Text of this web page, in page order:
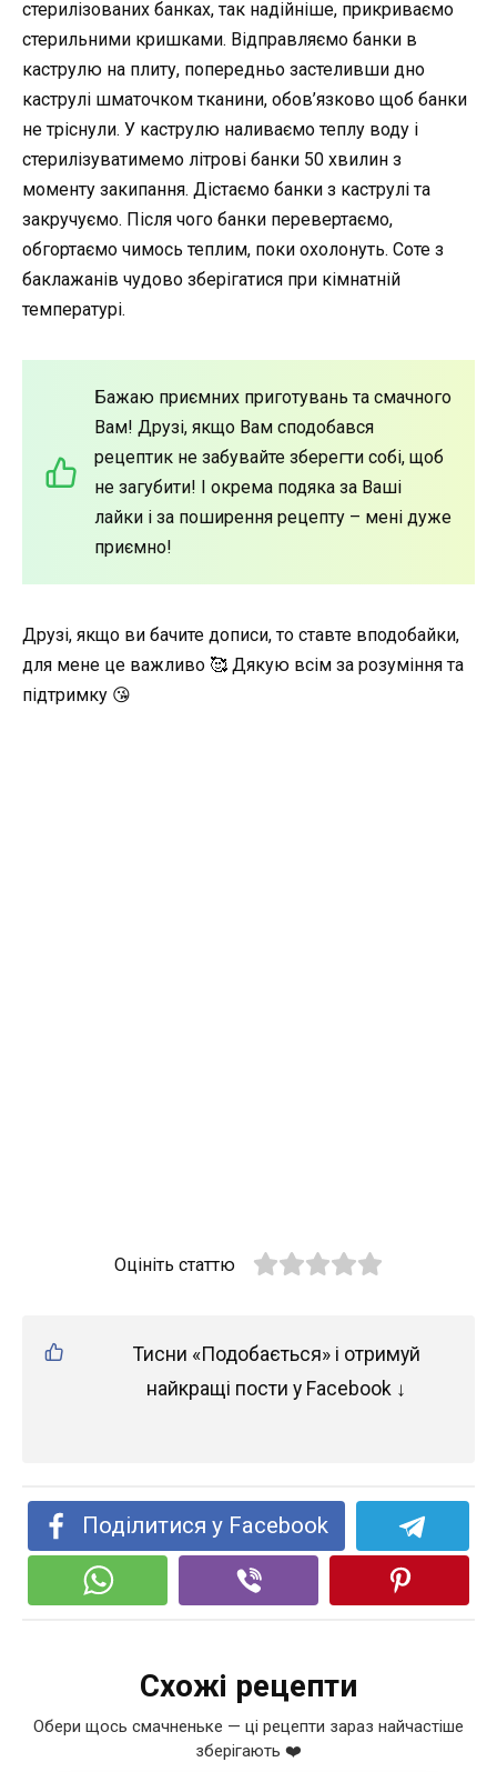
стерилізованих банках, так надійніше, прикриваємо
стерильними кришками. Відправляємо банки в
каструлю на плиту, попередньо застеливши дно
каструлі шматочком тканини, обов’язково щоб банки
не тріснули. У каструлю наливаємо теплу воду і
стерилізуватимемо літрові банки 50 хвилин з
моменту закипання. Дістаємо банки з каструлі та
закручуємо. Після чого банки перевертаємо,
обгортаємо чимось теплим, поки охолонуть. Соте з
баклажанів чудово зберігатися при кімнатній
температурі.
Бажаю приємних приготувань та смачного
Вам! Друзі, якщо Вам сподобався
рецептик не забувайте зберегти собі, щоб
не загубити! І окрема подяка за Ваші
лайки і за поширення рецепту – мені дуже
приємно!
Друзі, якщо ви бачите дописи, то ставте вподобайки,
для мене це важливо 🥰 Дякую всім за розуміння та
підтримку 😘
Оцініть статтю
Тисни «Подобається» і отримуй
найкращі пости у Facebook ↓
Поділитися у Facebook
Схожі рецепти
Обери щось смачненьке — ці рецепти зараз найчастіше
зберігають ❤️